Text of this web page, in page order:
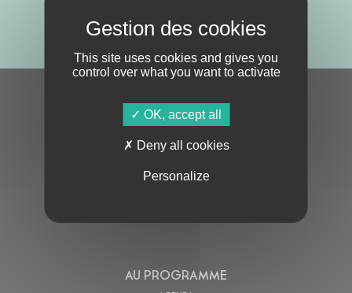
ABONNE-TOI !
S'ABONNER À LA NEWSLETTER
AU PROGRAMME
This site uses cookies and gives you
control over what you want to activate
OK, accept all
Deny all cookies
Personalize